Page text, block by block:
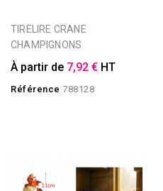
TIRELIRE CRANE
CHAMPIGNONS
À partir de 7,92 € HT
Référence 788128